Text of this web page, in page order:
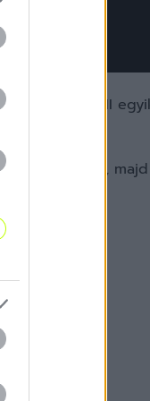
az NB II
látogat, majd